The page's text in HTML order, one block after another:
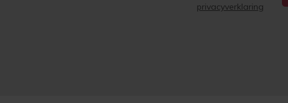
privacyverklaring